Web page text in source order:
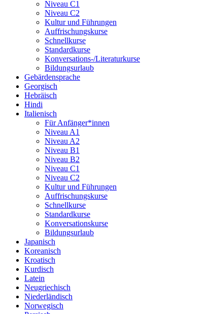
Niveau C1
Niveau C2
Kultur und Führungen
Auffrischungskurse
Schnellkurse
Standardkurse
Konversations-/Literaturkurse
Bildungsurlaub
Gebärdensprache
Georgisch
Hebräisch
Hindi
Italienisch
Für Anfänger*innen
Niveau A1
Niveau A2
Niveau B1
Niveau B2
Niveau C1
Niveau C2
Kultur und Führungen
Auffrischungskurse
Schnellkurse
Standardkurse
Konversationskurse
Bildungsurlaub
Japanisch
Koreanisch
Kroatisch
Kurdisch
Latein
Neugriechisch
Niederländisch
Norwegisch